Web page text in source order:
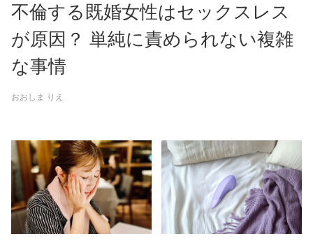
不倫する既婚女性はセックスレス
が原因？ 単純に責められない複雑
な事情
おおしま りえ